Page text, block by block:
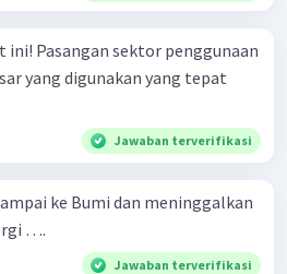
yang digunakan yang tepat
Jawaban terverifikasi
ke Bumi dan meninggalkan
….
Jawaban terverifikasi